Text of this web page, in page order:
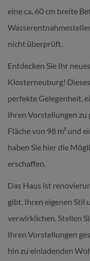
eine ca. 60 cm breite
nicht überprüft.
Entdecken Sie Ihr
Klosterneuburg!
perfekte Gelegenheit,
Ihren Vorstellungen
Fläche von 98 m² und
haben Sie hier die
erschaffen.
Das Haus ist
gibt, Ihren eigenen Stil
verwirklichen. Stellen
Ihren Vorstellungen
hin zu einladenden